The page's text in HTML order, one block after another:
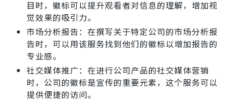
目时，徽标可以提升观看者对信息的理解，增加视
觉效果的吸引力。
市场分析报告：在撰写关于特定公司的市场分析报
告时，可以用该服务找到他们的徽标以增加报告的
专业感。
社交媒体推广：在进行公司产品的社交媒体营销
时，公司的徽标是宣传的重要元素，这个服务可以
提供便捷的访问。